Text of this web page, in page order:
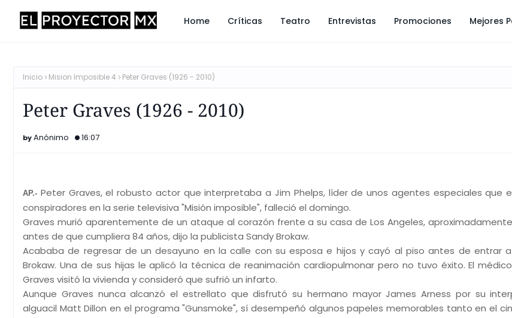
Home Críticas Teatro Entrevistas Promociones Mejores
Inicio Mision Imposible 4 Peter Graves (1926 - 2010)
Peter Graves (1926 - 2010)
Anónimo 16:07
AP.- Peter Graves, el robusto actor que interpretaba a Jim Phelps, líder de unos agentes especiales que
conspiradores en la serie televisiva "Misión imposible", falleció el domingo.
Graves murió aparentemente de un ataque al corazón frente a su casa de Los Angeles,
antes de que cumpliera 84 años, dijo la publicista Sandy Brokaw.
Acababa de regresar de un desayuno en la calle con su esposa e hijos y cayó al piso antes de entrar
Brokaw. Una de sus hijas le aplicó la técnica de reanimación cardiopulmonar pero no tuvo éxito. El
Graves visitó la vivienda y consideró que sufrió un infarto.
Aunque Graves nunca alcanzó el estrellato que disfrutó su hermano mayor James Arness por su
alguacil Matt Dillon en el programa "Gunsmoke", sí desempeñó algunos papeles memorables tanto en el